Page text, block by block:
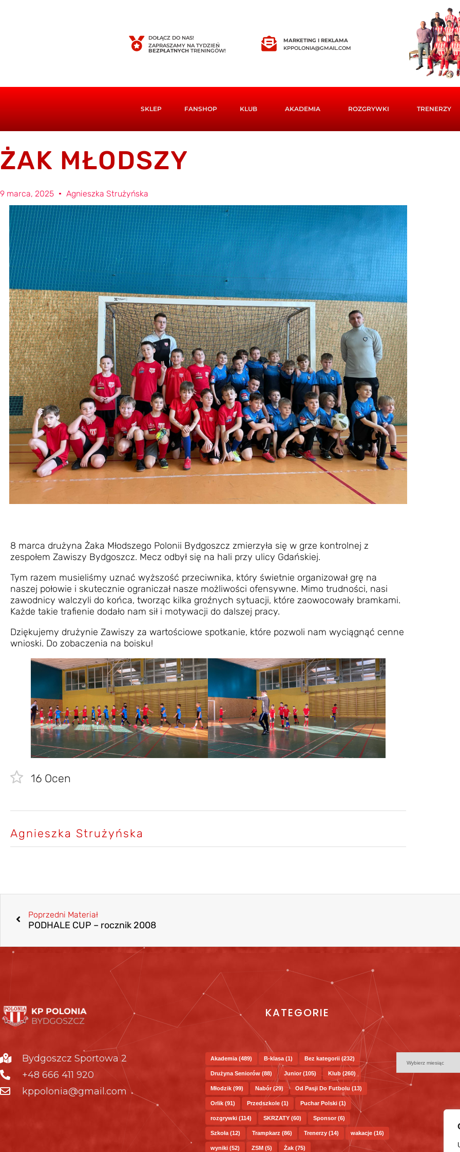
DOŁĄCZ DO NAS!
ZAPRASZAMY NA TYDZIEŃ
BEZPŁATNYCH TRENINGÓW!
MARKETING I REKLAMA
KPPOLONIA@GMAIL.COM
SKLEP FANSHOP KLUB AKADEMIA ROZGRYWKI TRENERZY
ŻAK MŁODSZY
9 marca, 2025 Agnieszka Strużyńska
8 marca drużyna Żaka Młodszego Polonii Bydgoszcz zmierzyła się w grze kontrolnej z
zespołem Zawiszy Bydgoszcz. Mecz odbył się na hali przy ulicy Gdańskiej.
Tym razem musieliśmy uznać wyższość przeciwnika, który świetnie organizował grę na
naszej połowie i skutecznie ograniczał nasze możliwości ofensywne. Mimo trudności, nasi
zawodnicy walczyli do końca, tworząc kilka groźnych sytuacji, które zaowocowały bramkami.
Każde takie trafienie dodało nam sił i motywacji do dalszej pracy.
Dziękujemy drużynie Zawiszy za wartościowe spotkanie, które pozwoli nam wyciągnąć cenne
wnioski. Do zobaczenia na boisku!
16 Ocen
Agnieszka Strużyńska
Poprzedni Materiał
PODHALE CUP – rocznik 2008
Bydgoszcz Sportowa 2
+48 666 411 920
kppolonia@gmail.com
KATEGORIE
Akademia(489) B-klasa(1) Bez kategorii(232)
Drużyna Seniorów(88) Junior(105) Klub(260)
Młodzik(99) Nabór(29) Od Pasji Do Futbolu (13)
Orlik(91) Przedszkole(1) Puchar Polski(1)
rozgrywki(114) SKRZATY(60) Sponsor(6)
Szkoła(12) Trampkarz (86) Trenerzy(14) wakacje(16)
wyniki(52) ZSM(5) Żak(75)